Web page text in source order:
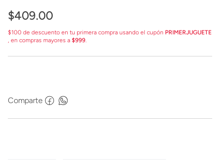
$409.00
$100 de descuento en tu primera compra usando el cupón PRIMERJUGUETE
, en compras mayores a $999.
Comparte